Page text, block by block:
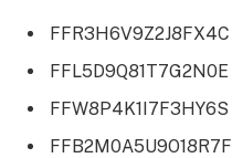
FFR3H6V9Z2J8FX4C
FFL5D9Q81T7G2N0E
FFW8P4K1I7F3HY6S
FFB2M0A5U9O18R7F